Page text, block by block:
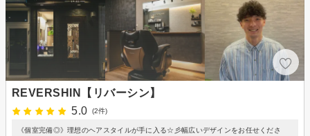
REVERSHIN【リバーシン】
5.0
(2件)
《個室完備◎》理想のヘアスタイルが手に入る☆彡幅広いデザインをお任せくださ